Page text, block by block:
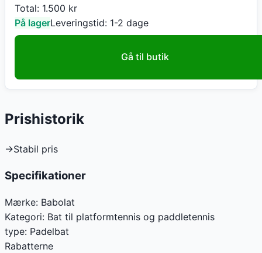
Total: 1.500 kr
På lagerLeveringstid: 1-2 dage
Gå til butik
Prishistorik
→Stabil pris
Specifikationer
Mærke: Babolat
Kategori: Bat til platformtennis og paddletennis
type: Padelbat
Rabatterne